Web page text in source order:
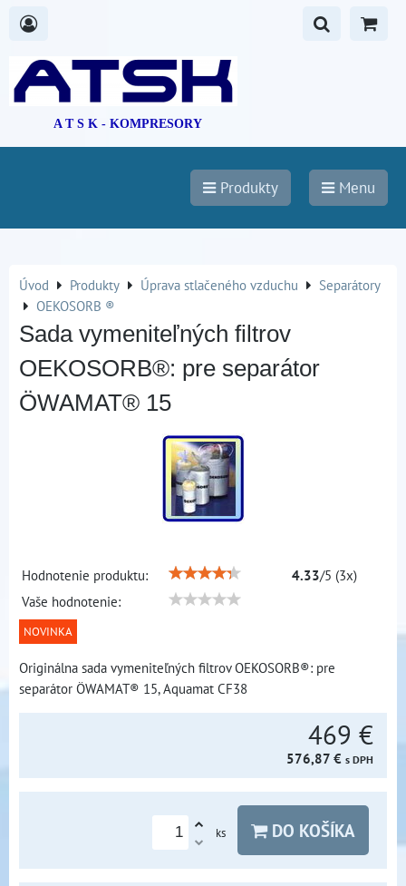
A T S K - KOMPRESORY
Produkty Menu
Úvod Produkty Úprava stlačeného vzduchu
Separátory
OEKOSORB ®
Sada vymeniteľných filtrov
OEKOSORB®: pre separátor
ÖWAMAT® 15
Hodnotenie produktu: 4.33/5 (3x)
Vaše hodnotenie:
NOVINKA
Originálna sada vymeniteľných filtrov OEKOSORB®: pre
separátor ÖWAMAT® 15, Aquamat CF38
469 €
576,87 € s DPH
ks DO KOŠÍKA